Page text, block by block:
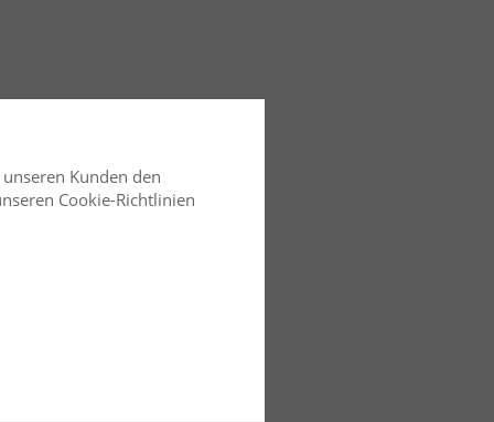
Kunden den
Cookie-Richtlinien